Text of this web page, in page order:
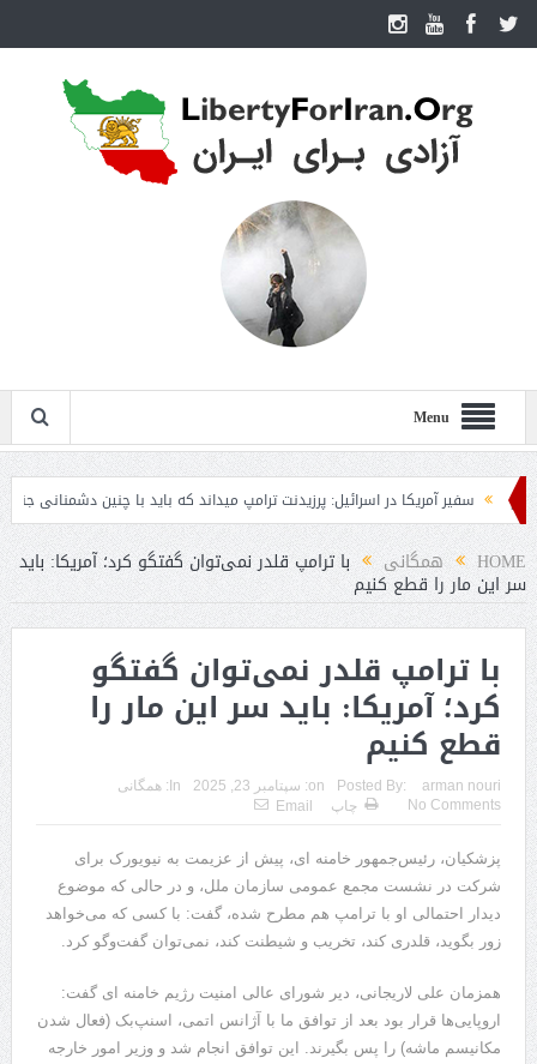
Menu
سفیر آمریکا در اسرائیل: پرزیدنت ترامپ میداند که باید با چنین دشمنانی جنگید
HOME همگانی با ترامپ قلدر نمی‌توان گفتگو کرد؛ آمریکا: باید
سر این مار را قطع کنیم
با ترامپ قلدر نمی‌توان گفتگو
کرد؛ آمریکا: باید سر این مار را
قطع کنیم
Posted By: arman nouri
on: سپتامبر 23, 2025 In: همگانی
No Comments
چاپ Email
پزشکیان، رئیس‌جمهور خامنه ای، پیش از عزیمت به نیویورک برای
شرکت در نشست مجمع عمومی سازمان ملل، و در حالی که موضوع
دیدار احتمالی او با ترامپ هم مطرح شده، گفت: با کسی که می‌خواهد
زور بگوید، قلدری کند، تخریب و شیطنت کند، نمی‌توان گفت‌وگو کرد.
همزمان علی لاریجانی، دیر شورای عالی امنیت رژیم خامنه ای گفت:
اروپایی‌ها قرار بود بعد از توافق ما با آژانس اتمی، اسنپ‌بک (فعال شدن
مکانیسم ماشه) را پس بگیرند. این توافق انجام شد و وزیر امور خارجه